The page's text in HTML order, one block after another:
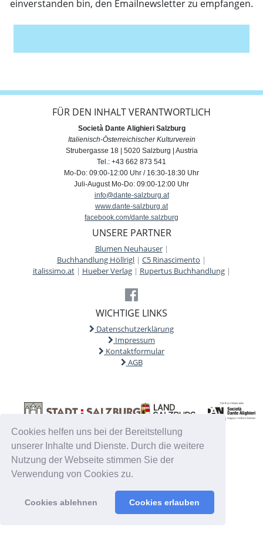
Cookies helfen uns bei der Bereitstellung
unserer Inhalte und Dienste. Durch die weitere
Nutzung der Webseite stimmen Sie der
Verwendung von Cookies zu.
Cookies ablehnen Cookies erlauben
einverstanden bin, den Emailnewsletter zu empfangen.
FÜR DEN INHALT VERANTWORTLICH
Società Dante Alighieri Salzburg
Italienisch-Österreichischer Kulturverein
Strubergasse 18 | 5020 Salzburg | Austria
Tel.: +43 662 873 541
Mo-Do: 09:00-12:00 Uhr / 16:30-18:30 Uhr
Juli-August Mo-Do: 09:00-12:00 Uhr
info@dante-salzburg.at
www.dante-salzburg.at
facebook.com/dante.salzburg
UNSERE PARTNER
Blumen Neuhauser|
Buchhandlung Höllrigl | C5 Rinascimento |
italissimo.at| Hueber Verlag| Rupertus Buchhandlung|
WICHTIGE LINKS
Datenschutzerklärung
Impressum
Kontaktformular
AGB